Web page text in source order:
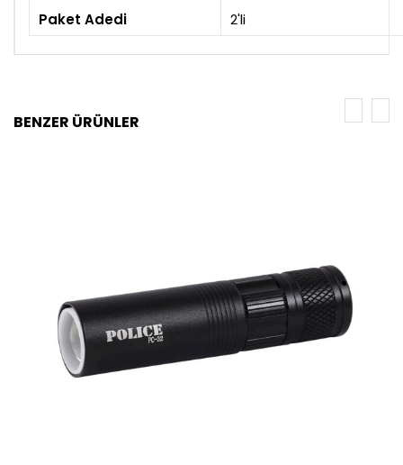
Paket Adedi 2'li
BENZER ÜRÜNLER